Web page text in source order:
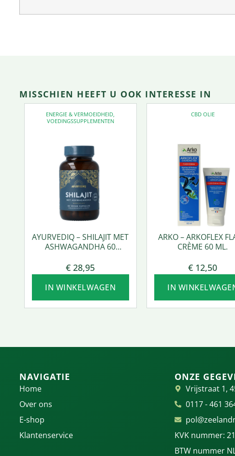
MISSCHIEN HEEFT U OOK INTERESSE IN
ENERGIE & VERMOEIDHEID,
VOEDINGSSUPPLEMENTEN
AYURVEDIQ – SHILAJIT MET
ASHWAGANDHA 60
€ 28,95
IN WINKELWAGEN
CBD OLIE
ARKO – ARKOFLEX
CRÈME 60 ML.
€ 12,50
IN
NAVIGATIE
Home
Over ons
E-shop
Klantenservice
ONZE
Vrijstraat 1,
0117 - 461
KVK nummer:
BTW nummer